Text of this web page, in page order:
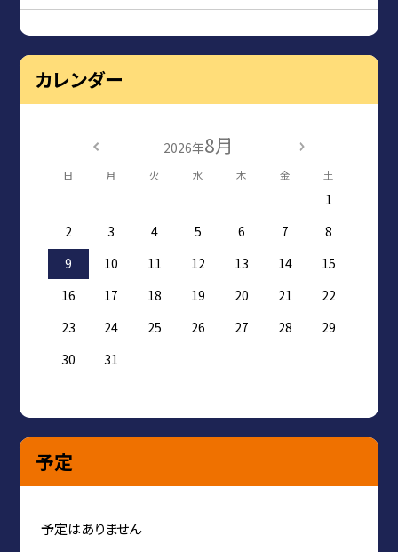
カレンダー
2026年8月
日 月 火 水 木 金 土
1
2
3 4 5 6 7
8
9
10 11 12 13 14
15
16
17 18 19 20 21
22
23
24 25 26 27 28
29
30
31
予定
予定はありません